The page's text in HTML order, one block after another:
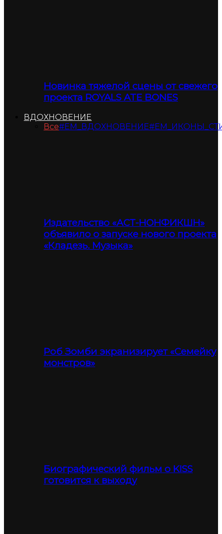
Новинка тяжелой сцены от свежего
проекта ROYALS ATE BONES
ВДОХНОВЕНИЕ
Все#ЕМ_ВДОХНОВЕНИЕ
Издательство «АСТ-НОНФИКШН»
объявило о запуске нового проекта
«Кладезь. Музыка»
Роб Зомби экранизирует «Семейку
монстров»
Биографический фильм о KISS
готовится к выходу